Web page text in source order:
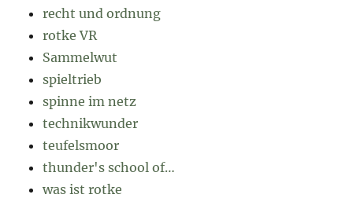
recht und ordnung
rotke VR
Sammelwut
spieltrieb
spinne im netz
technikwunder
teufelsmoor
thunder's school of…
was ist rotke